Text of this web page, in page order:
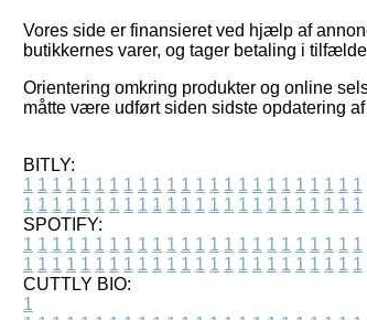
Vores side er finansieret ved hjælp af
butikkernes varer, og tager betaling i
Orientering omkring produkter og online
måtte være udført siden sidste opdatering
BITLY:
1 1 1 1 1 1 1 1 1 1 1 1 1 1 1 1 1 1 1 1 1 1 1 1
1 1 1 1 1 1 1 1 1 1 1 1 1 1 1 1 1 1 1 1 1 1 1 1
SPOTIFY:
1 1 1 1 1 1 1 1 1 1 1 1 1 1 1 1 1 1 1 1 1 1 1 1
1 1 1 1 1 1 1 1 1 1 1 1 1 1 1 1 1 1 1 1 1 1 1 1
CUTTLY BIO:
1